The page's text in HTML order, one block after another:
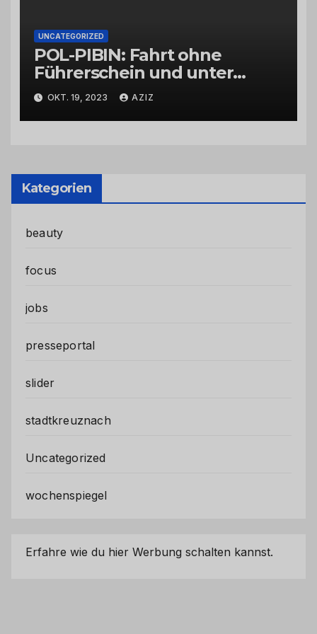
UNCATEGORIZED
POL-PIBIN: Fahrt ohne
Führerschein und unter
Einfluss von Drogen
OKT. 19, 2023 AZIZ
Kategorien
beauty
focus
jobs
presseportal
slider
stadtkreuznach
Uncategorized
wochenspiegel
Erfahre wie du hier Werbung schalten kannst.